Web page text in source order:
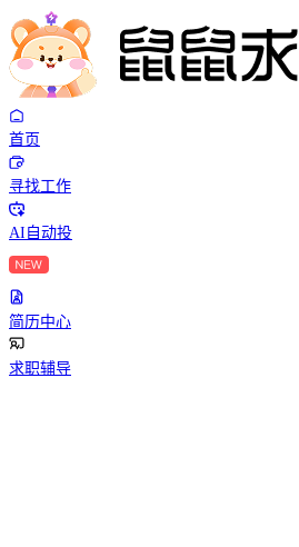
首页
寻找工作
AI自动投
简历中心
求职辅导